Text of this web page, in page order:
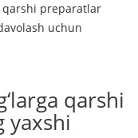
qarshi preparatlar
uchun
qarshi
yaxshi